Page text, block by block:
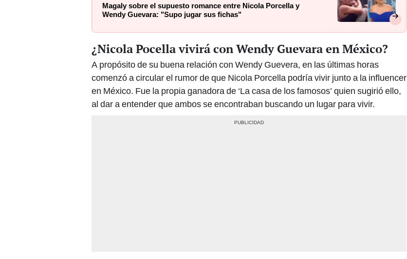
Magaly sobre el supuesto romance entre Nicola Porcella y
Wendy Guevara: "Supo jugar sus fichas"
¿Nicola Pocella vivirá con Wendy Guevara en México?
A propósito de su buena relación con Wendy Guevera, en las últimas horas
comenzó a circular el rumor de que Nicola Porcella podría vivir junto a la influencer
en México. Fue la propia ganadora de ‘La casa de los famosos’ quien sugirió ello,
al dar a entender que ambos se encontraban buscando un lugar para vivir.